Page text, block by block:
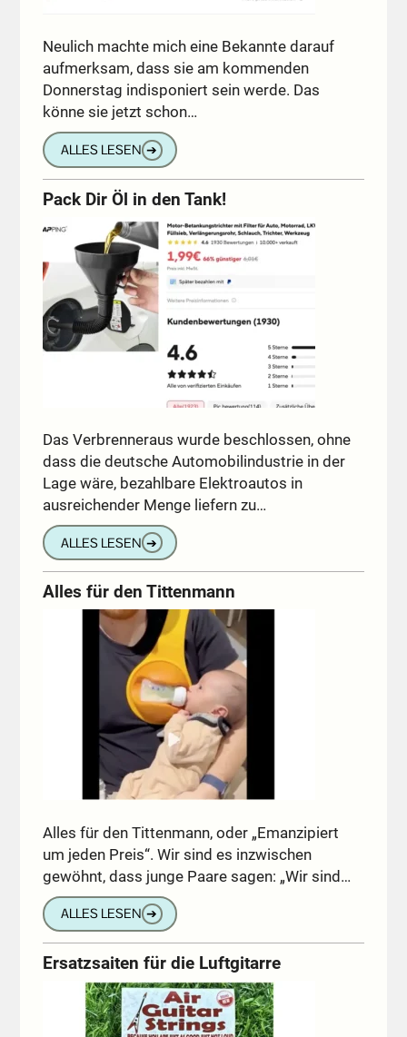
Neulich machte mich eine Bekannte darauf
aufmerksam, dass sie am kommenden
Donnerstag indisponiert sein werde. Das
könne sie jetzt schon…
ALLES LESEN ➔
Pack Dir Öl in den Tank!
Das Verbrenneraus wurde beschlossen, ohne
dass die deutsche Automobilindustrie in der
Lage wäre, bezahlbare Elektroautos in
ausreichender Menge liefern zu…
ALLES LESEN ➔
Alles für den Tittenmann
Alles für den Tittenmann, oder „Emanzipiert
um jeden Preis“. Wir sind es inzwischen
gewöhnt, dass junge Paare sagen: „Wir sind…
ALLES LESEN ➔
Ersatzsaiten für die Luftgitarre